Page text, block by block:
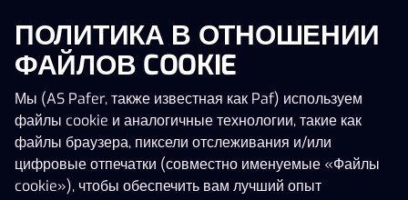
Эта игра запускается как демо-версия.
Пожалуйста, авторизуйся, чтобы играть в
эту игру на наличные деньги.
ПОЛИТИКА В ОТНОШЕНИИ
ФАЙЛОВ COOKIE
Мы (AS Pafer, также известная как Paf) используем
файлы cookie и аналогичные технологии, такие как
файлы браузера, пиксели отслеживания и/или
цифровые отпечатки (совместно именуемые «Файлы
cookie»), чтобы обеспечить вам лучший опыт